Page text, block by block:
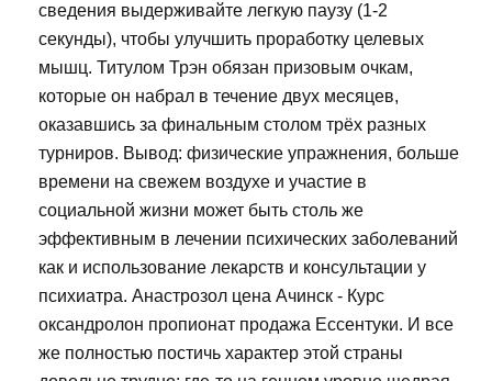
сведения выдерживайте легкую паузу (1-2
секунды), чтобы улучшить проработку целевых
мышц. Титулом Трэн обязан призовым очкам,
которые он набрал в течение двух месяцев,
оказавшись за финальным столом трёх разных
турниров. Вывод: физические упражнения, больше
времени на свежем воздухе и участие в
социальной жизни может быть столь же
эффективным в лечении психических заболеваний
как и использование лекарств и консультации у
психиатра. Анастрозол цена Ачинск - Курс
оксандролон пропионат продажа Ессентуки. И все
же полностью постичь характер этой страны